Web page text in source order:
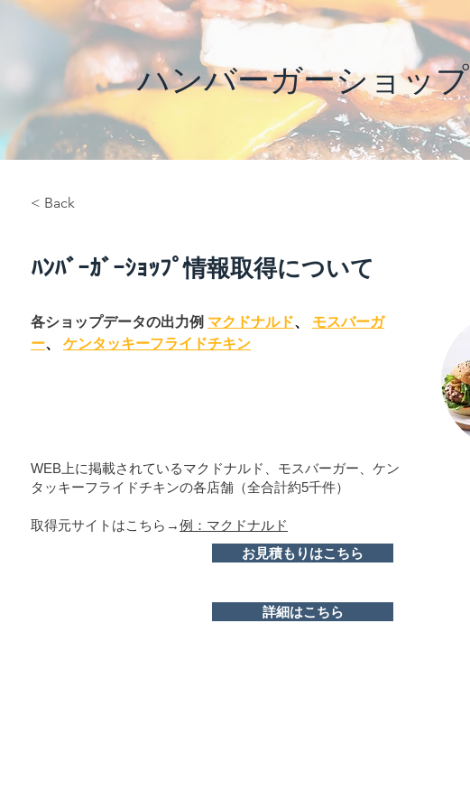
ハンバーガーショップ
< Back
ﾊﾝﾊﾞｰｶﾞｰｼｮｯﾌﾟ情報取得について
各ショップデータの出力例 マクドナルド、 モスバーガ
ー、 ケンタッキーフライドチキン
WEB上に掲載されているマクドナルド、モスバーガー、ケン
タッキーフライドチキンの各店舗（全合計約5千件）
取得元サイトはこちら→例：マクドナルド
お見積もりはこちら
詳細はこちら